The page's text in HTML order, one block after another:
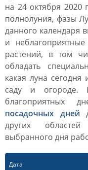
на 24 октября 2020
полнолуния, фазы
данного календаря
и
растений, в том
обладать
какая луна
саду и огороде.
благоприятных
посадочных дней
других
выбранного дня
Дата